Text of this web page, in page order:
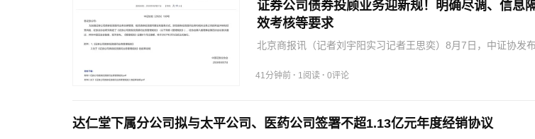
证券公司债券投顾业务迎新规！明确尽调、信息
效考核等要求
北京商报讯（记者刘宇阳实习记者王思奕）8月7日，中证协发
和服务方式，防范债券投资顾问业务和相关业务之间的利益冲突
41分钟前 · 1阅读 · 0评论
达仁堂下属分公司拟与太平公司、医药公司签署不超1.13亿元年度经销协议